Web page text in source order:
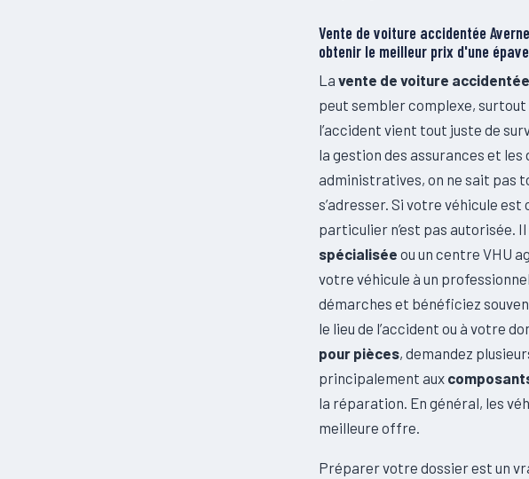
Vente de voiture accidentée
obtenir le meilleur prix d'une
La vente de voiture
peut sembler complexe, surtout
l’accident vient tout juste de
la gestion des assurances et les
administratives, on ne sait pas
s’adresser. Si votre véhicule
particulier n’est pas autorisée.
spécialisée ou un centre VHU
votre véhicule à un
démarches et bénéficiez
le lieu de l’accident ou à votre
pour pièces, demandez
principalement aux
la réparation. En général, les
meilleure offre.
Préparer votre dossier est un